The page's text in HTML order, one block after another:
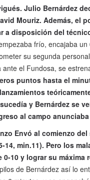
Julio Bernárdez
Mouriz. Además, el
a disposición del
frío, encajaba
su segunda
el Fundosa, se
puntos hasta el
y Bernárdez se
al campo
Envó al comienzo
14, min.11). Pero los
10 y lograr su máxima
de Bernárdez así lo